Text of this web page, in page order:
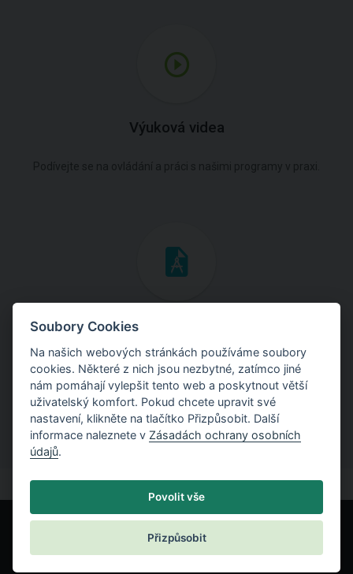
Výuková videa
Inženýrské manuály
Stáhněte si manuály s teoretickými i praktickými ukázkami
použití programů.
Soubory Cookies
Na našich webových stránkách používáme soubory
cookies. Některé z nich jsou nezbytné, zatímco jiné
nám pomáhají vylepšit tento web a poskytnout větší
uživatelský komfort. Pokud chcete upravit své
nastavení, klikněte na tlačítko Přizpůsobit. Další
informace naleznete v Zásadách ochrany osobních
údajů.
Povolit vše
Přizpůsobit